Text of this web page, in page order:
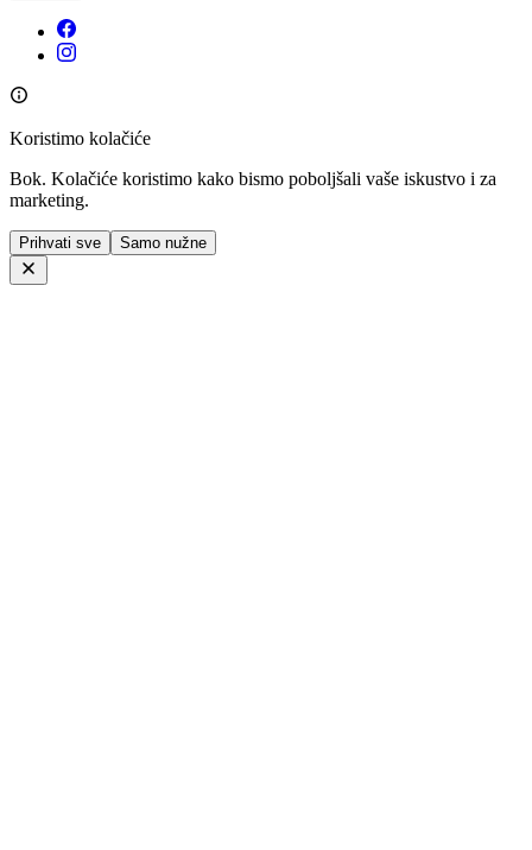
Koristimo kolačiće
Bok. Kolačiće koristimo kako bismo poboljšali vaše iskustvo i za
marketing.
Prihvati sve Samo nužne